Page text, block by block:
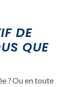
DE
QUE
? Ou en toute